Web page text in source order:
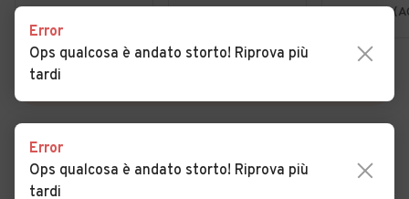
Titanium
90CV 3 porte
Coupé
Ravanusa
Cerca altri risultati
Error
Ops qualcosa è andato storto! Riprova più
tardi
Error
Ops qualcosa è andato storto! Riprova più
tardi